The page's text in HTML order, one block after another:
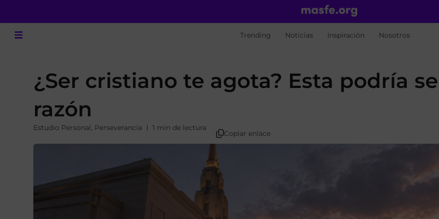
Trending Noticias Inspiración Nosotros
¿Ser cristiano te agota? Esta podría
razón
Estudio Personal, Perseverancia 1 min de lectura
Copiar enlace